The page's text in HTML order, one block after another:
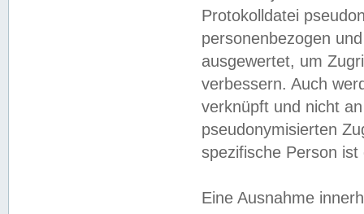
Protokolldatei
personenbezogen
ausgewertet, um
verbessern. Auch
verknüpft und nicht
pseudonymisierten
spezifische Person
Eine Ausnahme